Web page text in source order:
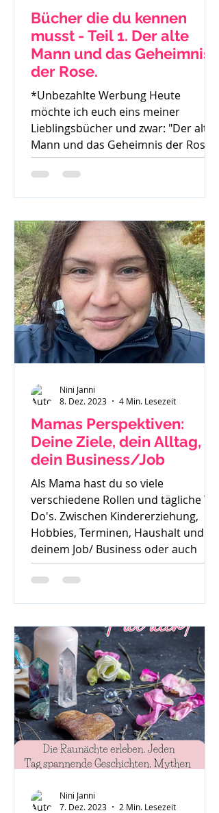
Bücher die du kennen
musst - Teil 1. Der alte
Mann und das Geheimnis
der Rose.
*Unbezahlte Werbung Heute
möchte ich euch eins meiner
Lieblingsbücher und zwar: "Der alte
Mann und das Geheimnis der Rose"
von Mark...
Mamas Perspektiven:
Deine Ziele, dein Alltag,
dein Business/Job
Als Mama hast du so viele
verschiedene Rollen und tägliche To
Do's. Zwischen Kindererziehung,
Hobbies, Terminen, Haushalt und
deinem Job/ Business oder auch
deiner Zeit für dich, ist es oft sehr
schwer die Perspektive für die
hilft nichts, ich muss funktionieren."
Auch Sätze wie: "Ich habe gar keine
Zeit mehr für mich." Mache dir bitte
immer bewusst - du bist ein
wichtiger Teil der Familie und das
Stimm
Nini Janni
8. Dez. 2023
4 Min. Lesezeit
Nini Janni
7. Dez. 2023
2 Min. Lesezeit